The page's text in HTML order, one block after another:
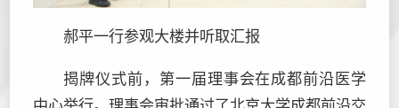
郝平一行参观大楼并听取汇报
揭牌仪式前，第一届理事会在成都前沿医学